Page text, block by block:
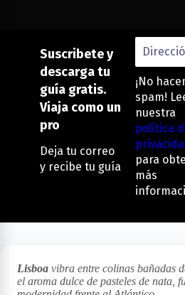
Suscribete y
descarga tu
guía gratis.
Viaja como un
pro
Deja tu correo
y recibe tu guía
¡No
spam!
nuestra
política
para
más
Lisboa vibra entre colinas bañadas
el aroma dulce de pasteles de nata,